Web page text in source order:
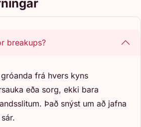
breakups?
frá hvers kyns
eða sorg, ekki bara
Það snýst um að jafna